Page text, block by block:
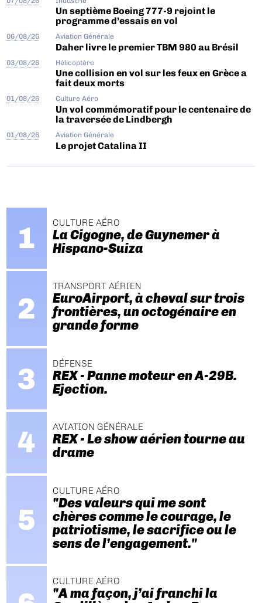
Un septième Boeing 777-9 rejoint le
programme d’essais en vol
06/08/26 Aviation Générale
Daher livre le premier TBM 980 au Brésil
03/08/26 Hélicoptère
Une collision en vol sur les feux en Grèce a
fait deux morts
01/08/26 Culture Aéro
Un vol commémoratif pour le centenaire de
la traversée de Lindbergh
01/08/26 Aviation Générale
Le projet Catalina II
CULTURE AÉRO
La Cigogne, de Guynemer à
Hispano-Suiza
TRANSPORT AÉRIEN
EuroAirport, à cheval sur trois
frontières, un octogénaire en
grande forme
DÉFENSE
REX - Panne moteur en A-29B.
Ejection.
AVIATION GÉNÉRALE
REX - Le show aérien tourne au
drame
CULTURE AÉRO
"Des valeurs qui me sont
chères comme le courage, le
patriotisme, le sacrifice ou le
sens de l’engagement."
CULTURE AÉRO
"A ma façon, j’ai franchi la